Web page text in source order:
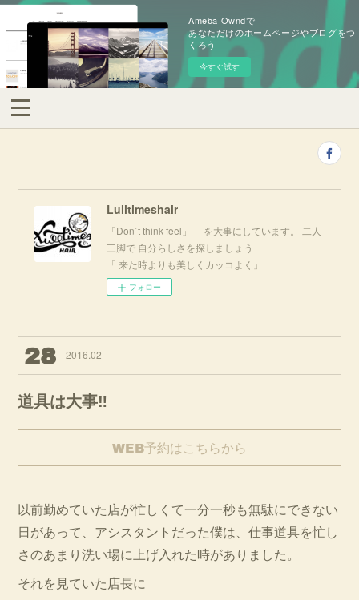
Ameba Owndで
あなただけのホームページやブログをつ
くろう
今すぐ試す
Lulltimeshair
「Don`t think feel」 を大事にしています。 二人
三脚で 自分らしさを探しましょう
「 来た時よりも美しくカッコよく」
フォロー
28 2016 .02
道具は大事‼︎
WEB予約はこちらから
以前勤めていた店が忙しくて一分一秒も無駄にできない
日があって、アシスタントだった僕は、仕事道具を忙し
さのあまり洗い場に上げ入れた時がありました。
それを見ていた店長に